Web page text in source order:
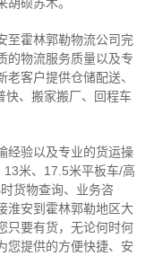
至霍林郭勒物流公司完
的物流服务质量以及专
客户提供仓储配送、
快、搬家搬厂、回程车
经验以及专业的货运操
米、17.5米平板车/高
货物查询、业务咨
淮安到霍林郭勒地区大
只要有货，无论何时何
您提供的方便快捷、安